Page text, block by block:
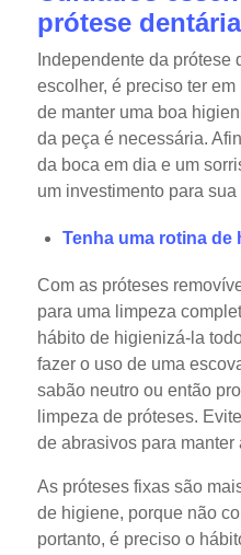
prótese dentária
Independente da prótese
escolher, é preciso ter
de manter uma boa
da peça é necessária.
da boca em dia e um
um investimento para
Tenha uma rotina de
Com as próteses
para uma limpeza
hábito de higienizá-la
fazer o uso de uma
sabão neutro ou então
limpeza de próteses.
de abrasivos para
As próteses fixas são
de higiene, porque não
portanto, é preciso o